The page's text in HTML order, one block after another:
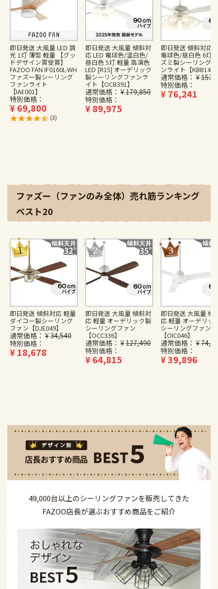
即日発送 大風量 LED 調
光 1灯 薄型 軽量 【グッ
ドデザイン賞受賞】
FAZOO FAN IF0160L-WH
ファズー製シーリング
ファンライト
【IAE001】
特別価格
¥69,800
3
即日発送 大風量 傾斜対
応 LED 電球色/温白色/
昼白色 5灯 軽量 高演色
LED [R15] オーデリック
製シーリングファンラ
イト【OCB391】
通常価格 ¥179,850
特別価格
¥89,975
即日発送 傾斜対応
電球色/昼白色 6灯
ズミ製シーリング
ンライト【KBB148
通常価格 ¥
特別価格
¥76,241
ファズー（ファンのみ全体）売れ筋ランキング
ベスト20
即日発送 傾斜対応 軽量
ダイコー製シーリング
ファン【DJE049】
通常価格 ¥34,540
特別価格
¥18,678
即日発送 大風量 傾斜対
応 軽量 オーデリック製
シーリングファン
【OCC336】
通常価格 ¥127,490
特別価格
¥64,815
即日発送 大風量 傾
応 軽量 オーデリッ
シーリングファン
【OIC046】
通常価格 ¥
特別価格
¥39,896
49,000台以上のシーリングファンを販売してきた
FAZOO店長が選ぶおすすめ商品をご紹介